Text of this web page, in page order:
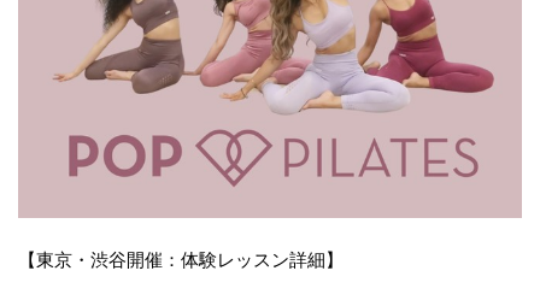
【東京・渋谷開催：体験レッスン詳細】